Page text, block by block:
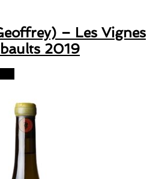
– Les Vignes
2019